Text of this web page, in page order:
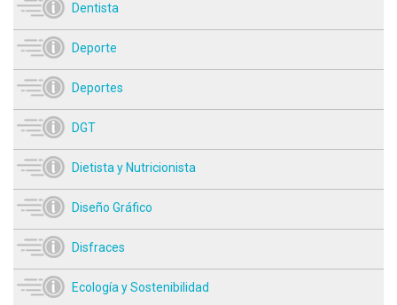
Dentista
Deporte
Deportes
DGT
Dietista y Nutricionista
Diseño Gráfico
Disfraces
Ecología y Sostenibilidad